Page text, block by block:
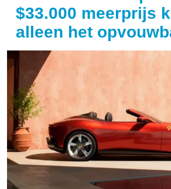
$33.000 meerprijs
alleen het